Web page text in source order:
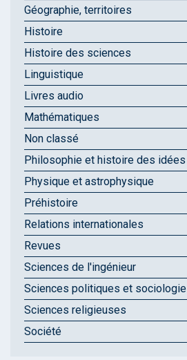
Géographie, territoires
Histoire
Histoire des sciences
Linguistique
Livres audio
Mathématiques
Non classé
Philosophie et histoire des idées
Physique et astrophysique
Préhistoire
Relations internationales
Revues
Sciences de l'ingénieur
Sciences politiques et sociologie
Sciences religieuses
Société